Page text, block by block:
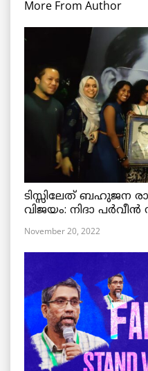
More From Author
ടിസ്സിലേത് ബഹുജന
വിജയം: നിദാ
November 20, 2022